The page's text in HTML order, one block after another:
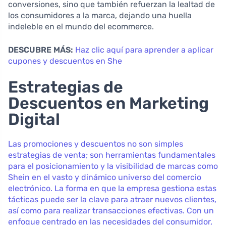
conversiones, sino que también refuerzan la lealtad de
los consumidores a la marca, dejando una huella
indeleble en el mundo del ecommerce.
DESCUBRE MÁS: Haz clic aquí para aprender a aplicar
cupones y descuentos en She
Estrategias de
Descuentos en Marketing
Digital
Las promociones y descuentos no son simples
estrategias de venta; son herramientas fundamentales
para el posicionamiento y la visibilidad de marcas como
Shein en el vasto y dinámico universo del comercio
electrónico. La forma en que la empresa gestiona estas
tácticas puede ser la clave para atraer nuevos clientes,
así como para realizar transacciones efectivas. Con un
enfoque centrado en las necesidades del consumidor,